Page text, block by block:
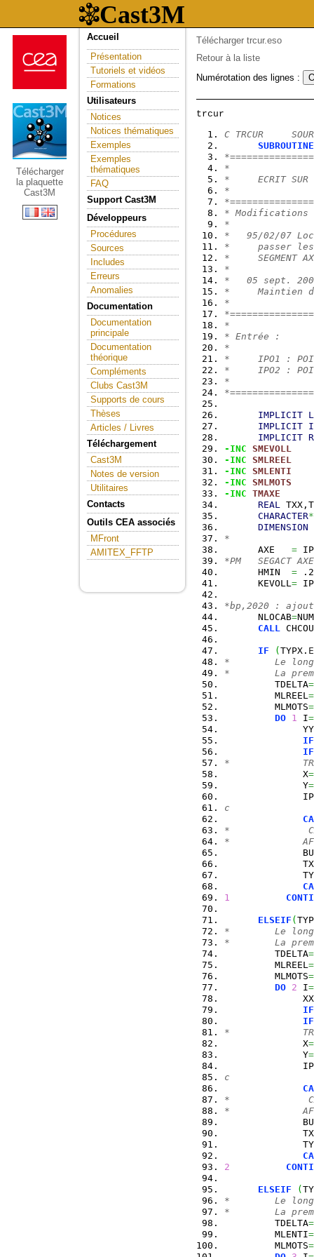
Télécharger
la plaquette
Cast3M
Accueil
Présentation
Tutoriels et vidéos
Formations
Utilisateurs
Notices
Notices thématiques
Exemples
Exemples
thématiques
FAQ
Support Cast3M
Développeurs
Procédures
Sources
Includes
Erreurs
Anomalies
Documentation
Documentation
principale
Documentation
théorique
Compléments
Clubs Cast3M
Supports de cours
Thèses
Articles / Livres
Téléchargement
Cast3M
Notes de version
Utilitaires
Contacts
Outils CEA associés
MFront
AMITEX_FFTP
Télécharger trcur.eso
Retour à la liste
Numérotation des lignes :
C TRCUR
SUBROUTINE
*
*     ECRIT SUR
*
* Modifications
*
*   95/02/07
*     passer les
*     SEGMENT
*
*   05 sept.
*     Maintien
*
*
* Entrée :
*
*     IPO1 :
*     IPO2 :
*
IMPLICIT
IMPLICIT
IMPLICIT
-INC SMEVOLL
-INC SMLREEL
-INC SMLENTI
-INC SMLMOTS
-INC TMAXE
REAL
CHARACTER*
DIMENSION
*
      AXE
=
*PM   SEGACT AXE
      HMIN
= .2
      KEVOLL
=
*bp,2020 :
      NLOCAB
=
CALL
IF (TYPX.
*        Le long
*        La
         TDELTA
=
         MLREEL
=
         MLMOTS
=
DO 1 I=
              YY
IF
IF
*
              X
=
              Y
=
c
*
*
1
ELSEIF (
*        Le long
*        La
         TDELTA
=
         MLREEL
=
         MLMOTS
=
DO 2 I=
              XX
IF
IF
*
              X
=
              Y
=
c
*
*
2
ELSEIF (
*        Le long
*        La
         TDELTA
=
         MLENTI
=
         MLMOTS
=